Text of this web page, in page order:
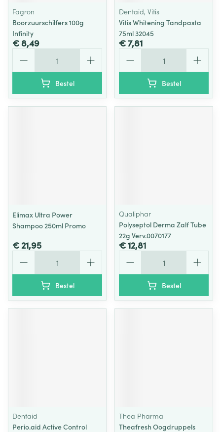
Fagron
Boorzuurschilfers 100g
Infinity
€ 8,49
Bestel
Dentaid, Vitis
Vitis Whitening Tandpasta
75ml 32045
€ 7,81
Bestel
Elimax Ultra Power
Shampoo 250ml Promo
€ 21,95
Bestel
Qualiphar
Polyseptol Derma Zalf Tube
22g Verv.0070177
€ 12,81
Bestel
Dentaid
Perio.aid Active Control
Thea Pharma
Theafresh Oogdruppels